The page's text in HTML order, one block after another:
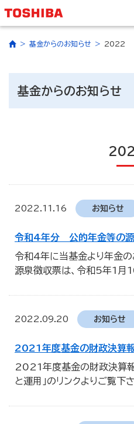
基金からのお知らせ 2022
基金からのお知らせ
2022.11.16 お知らせ
令和4年分 公的年金等の源
令和4年に当基金より年金
源泉徴収票は、令和5年1月
2022.09.20 お知らせ
2021年度基金の財政決算
2021年度基金の財政決算報
と運用」のリンクよりご覧下さ